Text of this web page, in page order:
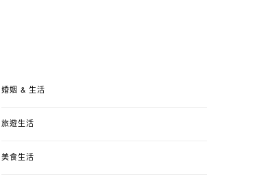
婚姻 & 生活
旅遊生活
美食生活